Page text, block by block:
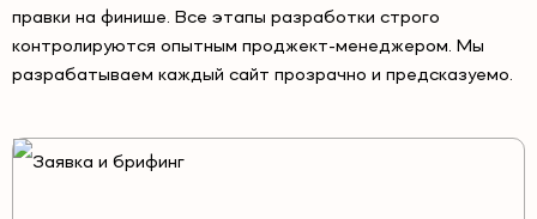
правки на финише. Все этапы разработки строго
контролируются опытным проджект-менеджером. Мы
разрабатываем каждый сайт прозрачно и предсказуемо.